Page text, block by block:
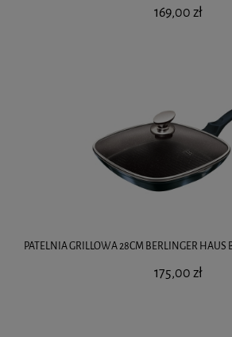
169,00 zł
PATELNIA GRILLOWA 28CM BERLINGER
175,00 zł